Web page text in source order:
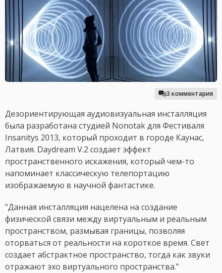
3 комментария
Дезориентирующая аудиовизуальная инсталляция
была разработана студией Nonotak для Фестиваля
Insanitys 2013, который проходит в городе Каунас,
Латвия. Daydream V.2 создает эффект
пространственного искажения, который чем-то
напоминает классическую телепортацию
изображаемую в научной фантастике.
"Данная инсталляция нацелена на создание
физической связи между виртуальным и реальным
пространством, размывая границы, позволяя
оторваться от реальности на короткое время. Свет
создает абстрактное пространство, тогда как звуки
отражают эхо виртуального пространства."